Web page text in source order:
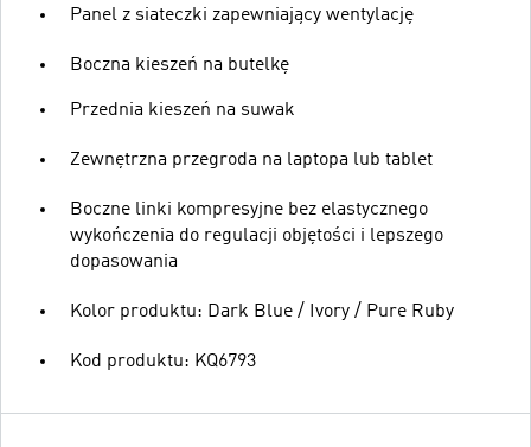
Panel z siateczki zapewniający wentylację
Boczna kieszeń na butelkę
Przednia kieszeń na suwak
Zewnętrzna przegroda na laptopa lub tablet
Boczne linki kompresyjne bez elastycznego
wykończenia do regulacji objętości i lepszego
dopasowania
Kolor produktu: Dark Blue / Ivory / Pure Ruby
Kod produktu: KQ6793